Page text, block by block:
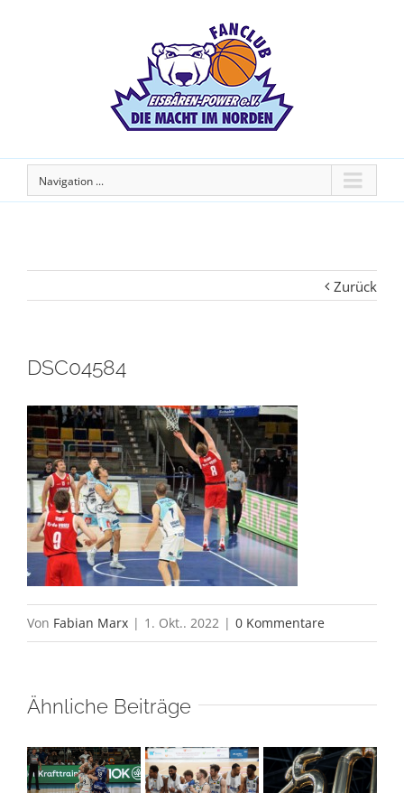
Navigation ...
Zurück
DSC04584
Von Fabian Marx | 1. Okt.. 2022 | 0 Kommentare
Ähnliche Beiträge